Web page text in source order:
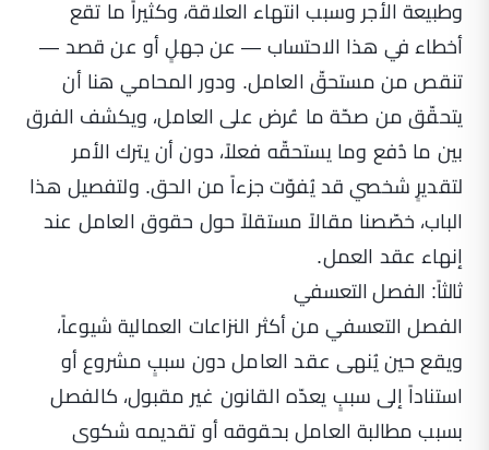
وطبيعة الأجر وسبب انتهاء العلاقة، وكثيراً ما تقع
أخطاء في هذا الاحتساب — عن جهلٍ أو عن قصد —
تنقص من مستحقّ العامل. ودور المحامي هنا أن
يتحقّق من صحّة ما عُرض على العامل، ويكشف الفرق
بين ما دُفع وما يستحقّه فعلاً، دون أن يترك الأمر
لتقديرٍ شخصي قد يُفوّت جزءاً من الحق. ولتفصيل هذا
الباب، خصّصنا مقالاً مستقلاً حول حقوق العامل عند
إنهاء عقد العمل.
ثالثاً: الفصل التعسفي
الفصل التعسفي من أكثر النزاعات العمالية شيوعاً،
ويقع حين يُنهى عقد العامل دون سببٍ مشروع أو
استناداً إلى سببٍ يعدّه القانون غير مقبول، كالفصل
بسبب مطالبة العامل بحقوقه أو تقديمه شكوى